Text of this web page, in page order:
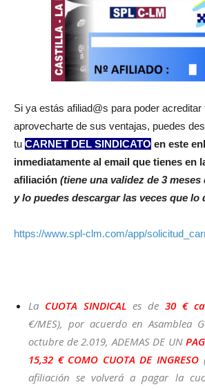
Si ya estás afiliad@s para poder acreditar
aprovecharte de sus ventajas, puedes
tu CARNET DEL SINDICATO en este
inmediatamente al email que tienes en
afiliación (tiene una validez de 3
y lo puedes descargar las veces que lo
https://www.spl-clm.com/app/
La CUOTA SINDICAL es de 30 €
€/MES), por acuerdo en Asamblea
octubre de 2.019, ADEMAS DE UN
15,32 € COMO CUOTA DE INGRESO
afiliación se volverá a pagar la